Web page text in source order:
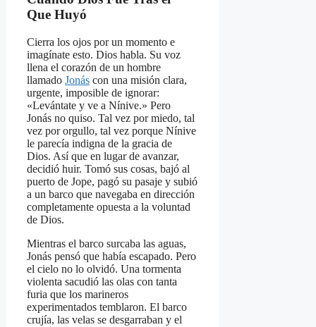
Que Huyó
Cierra los ojos por un momento e
imagínate esto. Dios habla. Su voz
llena el corazón de un hombre
llamado Jonás con una misión clara,
urgente, imposible de ignorar:
«Levántate y ve a Nínive.» Pero
Jonás no quiso. Tal vez por miedo, tal
vez por orgullo, tal vez porque Nínive
le parecía indigna de la gracia de
Dios. Así que en lugar de avanzar,
decidió huir. Tomó sus cosas, bajó al
puerto de Jope, pagó su pasaje y subió
a un barco que navegaba en dirección
completamente opuesta a la voluntad
de Dios.
Mientras el barco surcaba las aguas,
Jonás pensó que había escapado. Pero
el cielo no lo olvidó. Una tormenta
violenta sacudió las olas con tanta
furia que los marineros
experimentados temblaron. El barco
crujía, las velas se desgarraban y el